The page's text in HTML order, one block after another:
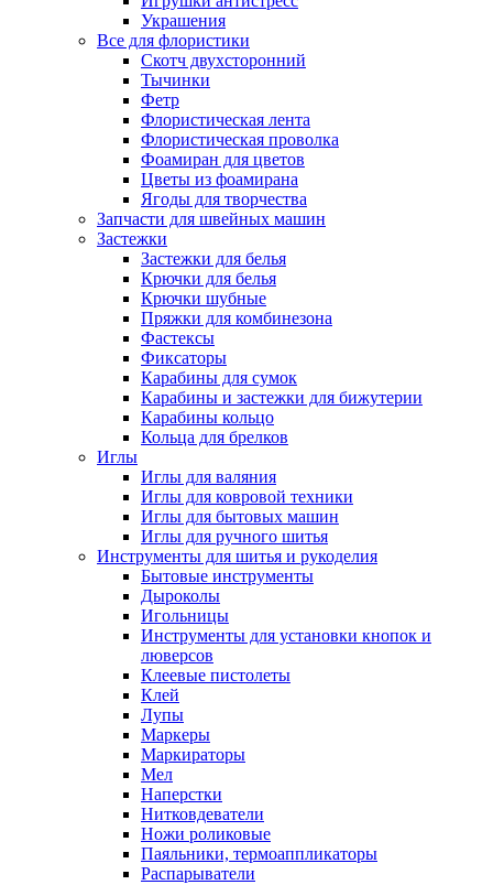
Украшения
Все для флористики
Скотч двухсторонний
Тычинки
Фетр
Флористическая лента
Флористическая проволка
Фоамиран для цветов
Цветы из фоамирана
Ягоды для творчества
Запчасти для швейных машин
Застежки
Застежки для белья
Крючки для белья
Крючки шубные
Пряжки для комбинезона
Фастексы
Фиксаторы
Карабины для сумок
Карабины и застежки для бижутерии
Карабины кольцо
Кольца для брелков
Иглы
Иглы для валяния
Иглы для ковровой техники
Иглы для бытовых машин
Иглы для ручного шитья
Инструменты для шитья и рукоделия
Бытовые инструменты
Дыроколы
Игольницы
Инструменты для установки кнопок и
люверсов
Клеевые пистолеты
Клей
Лупы
Маркеры
Маркираторы
Мел
Наперстки
Нитковдеватели
Ножи роликовые
Паяльники, термоаппликаторы
Распарыватели